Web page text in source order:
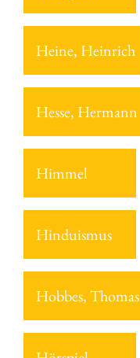
Heine, Heinrich
Hesse, Hermann
Himmel
Hinduismus
Hobbes, Thomas